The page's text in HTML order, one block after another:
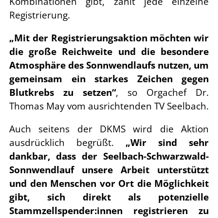
Registrierung.
„Mit der Registrierungsaktion möchten wir
die große Reichweite und die besondere
Atmosphäre des Sonnwendlaufs nutzen, um
gemeinsam ein starkes Zeichen gegen
Blutkrebs zu setzen“, so Orgachef Dr.
Thomas May vom ausrichtenden TV Seelbach.
Auch seitens der DKMS wird die Aktion
ausdrücklich begrüßt. „Wir sind sehr
dankbar, dass der Seelbach-Schwarzwald-
Sonnwendlauf unsere Arbeit unterstützt
und den Menschen vor Ort die Möglichkeit
gibt, sich direkt als potenzielle
Stammzellspender:innen registrieren zu